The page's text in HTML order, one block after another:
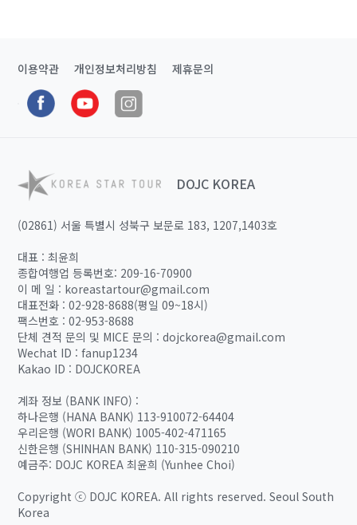
이용약관 개인정보처리방침 제휴문의
DOJC KOREA
(02861) 서울 특별시 성북구 보문로 183, 1207,1403호
대표 : 최윤희
종합여행업 등록번호: 209-16-70900
이 메 일 : koreastartour@gmail.com
대표전화 : 02-928-8688(평일 09~18시)
팩스번호 : 02-953-8688
단체 견적 문의 및 MICE 문의 : dojckorea@gmail.com
Wechat ID : fanup1234
Kakao ID : DOJCKOREA
계좌 정보 (BANK INFO) :
하나은행 (HANA BANK) 113-910072-64404
우리은행 (WORI BANK) 1005-402-471165
신한은행 (SHINHAN BANK) 110-315-090210
예금주: DOJC KOREA 최윤희 (Yunhee Choi)
Copyright ⓒ DOJC KOREA. All rights reserved. Seoul South
Korea